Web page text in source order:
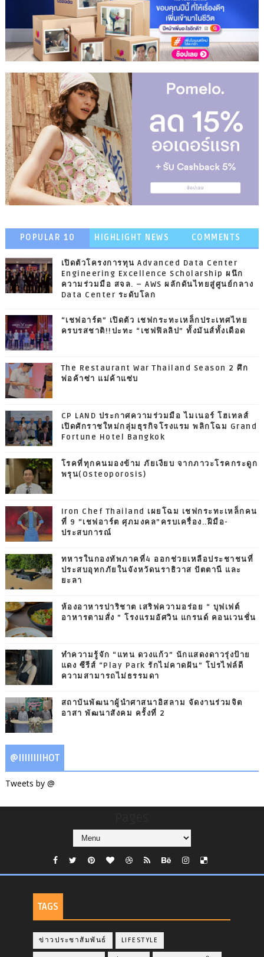
POPULAR 10 HIGHLIGHT NEWS COMMENTS
เปิดตัวโครงการทุน Advanced Data Center
Engineering Excellence Scholarship ผนึก
ความร่วมมือ สจล. – AWS ผลักดันไทยสู่ศูนย์กลาง
Data Center ระดับโลก
“เชฟอาร์ต” เปิดตัว เชฟกระทะเหล็กประเทศไทย
ครบรสชาติ!!ปะทะ “เชฟฟิลลิป” ทั้งมันส์ทั้งเดือด
The Restaurant War Thailand Season 2 ศึก
พ่อค้าซ่า แม่ค้าแซ่บ
CP LAND ประกาศความร่วมมือ ไมเนอร์ โฮเทลส์
เปิดศักราชใหม่กลุ่มธุรกิจโรงแรม พลิกโฉม Grand
Fortune Hotel Bangkok
โรคที่ทุกคนมองข้าม ภัยเงียบ จากภาวะโรคกระดูก
พรุน(Osteoporosis)
Iron Chef Thailand เผยโฉม เชฟกระทะเหล็กคน
ที่ 9 “เชฟอาร์ต ศุภมงคล”ครบเครื่อง..ฝีมือ-
ประสบการณ์
ทหารในกองทัพภาคที่4 ออกช่วยเหลือประชาชนที่
ประสบอุทกภัยในจังหวัดนราธิวาส ปัตตานี และ
ยะลา
ห้องอาหารปาริชาต เสริฟความอร่อย “ บุฟเฟต์
อาหารตามสั่ง ” โรงแรมอัศวิน แกรนด์ คอนเวนชั่น
ทำความรู้จัก “แทน ดวงแก้ว” นักแสดงดาวรุ่งป้าย
แดง ซีรีส์ “Play Park รักไม่คาดฝัน” โปรไฟล์ดี
ความสามารถไม่ธรรมดา
สถาบันพัฒนาผู้นำศาสนาอิสลาม จัดงานร่วมจิต
อาสา พัฒนาสังคม ครั้งที่ 2
@IIIIIIIIHOT
Tweets by @
TAGS
ข่าวประชาสัมพันธ์ LIFESTYLE